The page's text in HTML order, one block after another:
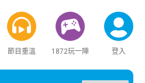
節目重溫 1872玩一陣 登入